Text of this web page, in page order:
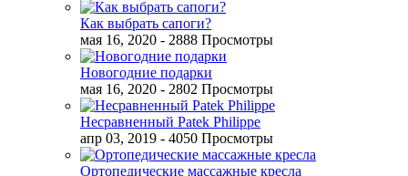
Как выбрать сапоги?
мая 16, 2020 - 2888 Просмотры
Новогодние подарки
мая 16, 2020 - 2802 Просмотры
Несравненный Patek Philippe
апр 03, 2019 - 4050 Просмотры
Ортопедические массажные кресла